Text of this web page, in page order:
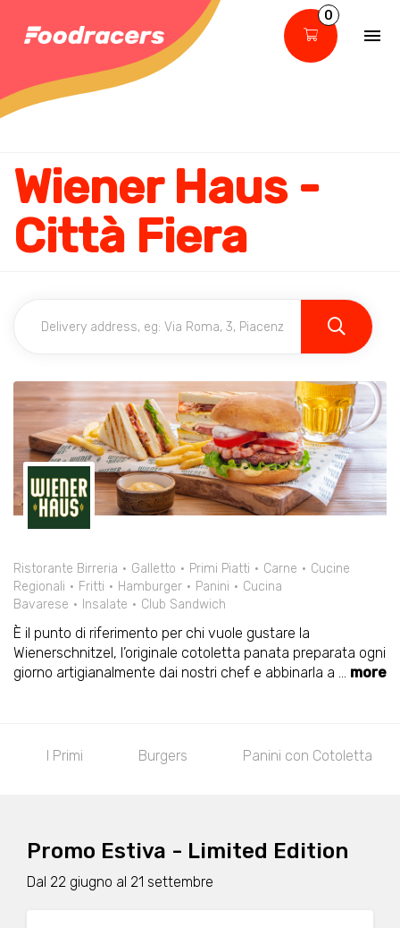
0
Wiener Haus -
Città Fiera
Ristorante Birreria Galletto Primi Piatti Carne
Cucine
Regionali
Fritti Hamburger Panini
Cucina
Bavarese
Insalate Club Sandwich
È il punto di riferimento per chi vuole gustare la
Wienerschnitzel, l’originale cotoletta panata preparata ogni
giorno artigianalmente dai nostri chef e abbinarla a ... more
Burgers Panini con Cotoletta Sandwich
Promo Estiva - Limited Edition
Dal 22 giugno al 21 settembre